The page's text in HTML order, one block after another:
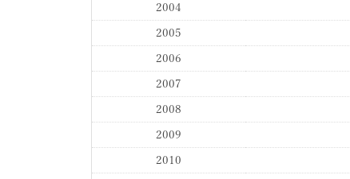
2004
2005
2006
2007
2008
2009
2010